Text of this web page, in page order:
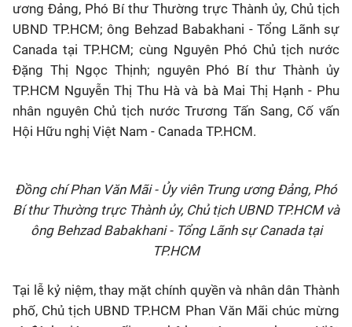
ương Đảng, Phó Bí thư Thường trực Thành ủy, Chủ tịch
UBND TP.HCM; ông Behzad Babakhani - Tổng Lãnh sự
Canada tại TP.HCM; cùng Nguyên Phó Chủ tịch nước
Đặng Thị Ngọc Thịnh; nguyên Phó Bí thư Thành ủy
TP.HCM Nguyễn Thị Thu Hà và bà Mai Thị Hạnh - Phu
nhân nguyên Chủ tịch nước Trương Tấn Sang, Cố vấn
Hội Hữu nghị Việt Nam - Canada TP.HCM.
Đồng chí Phan Văn Mãi - Ủy viên Trung ương Đảng, Phó
Bí thư Thường trực Thành ủy, Chủ tịch UBND TP.HCM và
ông Behzad Babakhani - Tổng Lãnh sự Canada tại
TP.HCM
Tại lễ kỷ niệm, thay mặt chính quyền và nhân dân Thành
phố, Chủ tịch UBND TP.HCM Phan Văn Mãi chúc mừng